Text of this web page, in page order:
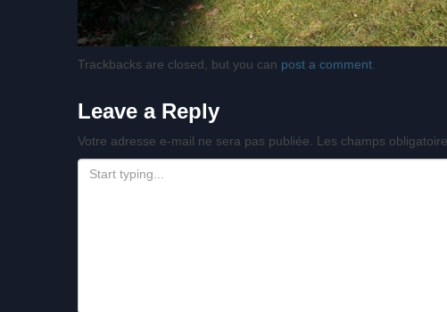
Trackbacks are closed, but you can post a comment
Leave a Reply
Votre adresse e-mail ne sera pas publiée. Les champs